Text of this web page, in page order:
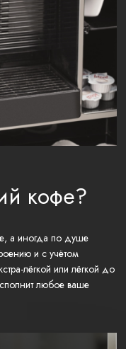
кофе?
а иногда по душе
и с учётом
лёгкой или лёгкой до
любое ваше